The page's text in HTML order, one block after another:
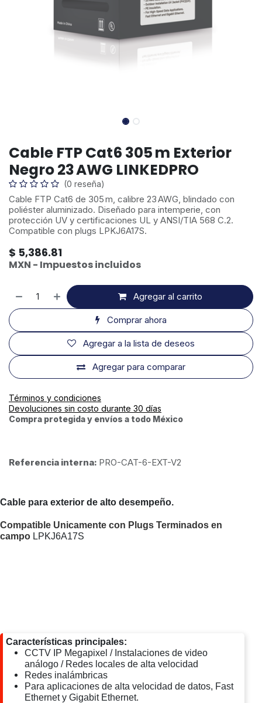
Cable FTP Cat6 305 m Exterior
Negro 23 AWG LINKEDPRO
(0 reseña)
Cable FTP Cat6 de 305 m, calibre 23 AWG, blindado con
poliéster aluminizado. Diseñado para intemperie, con
protección UV y certificaciones UL y ANSI/TIA 568 C.2.
Compatible con plugs LPKJ6A17S.
$ 5,386.81
MXN - Impuestos incluidos
Agregar al carrito
Comprar ahora
Agregar para comparar
Agregar a la lista de deseos
Términos y condiciones
Devoluciones sin costo durante 30 días
Compra protegida y envíos a todo México
Referencia interna: PRO-CAT-6-EXT-V2
Cable para exterior de alto desempeño.
Compatible Unicamente con Plugs Terminados en
campo LPKJ6A17S
Características principales:
CCTV IP Megapixel / Instalaciones de video
análogo / Redes locales de alta velocidad
Redes inalámbricas
Para aplicaciones de alta velocidad de datos, Fast
Ethernet y Gigabit Ethernet.